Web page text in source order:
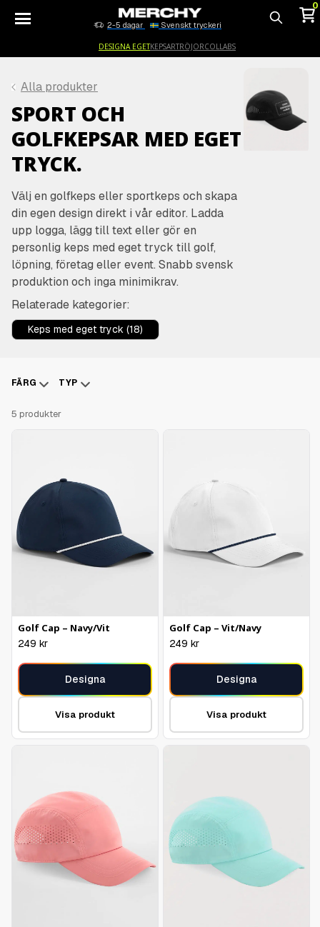
2-5 dagar Svenskt tryckeri
0
DESIGNA EGETKEPSARTRÖJORCOLLABS
Alla produkter
SPORT OCH
GOLFKEPSAR MED EGET
TRYCK.
Välj en golfkeps eller sportkeps och skapa
din egen design direkt i vår editor. Ladda
upp logga, lägg till text eller gör en
personlig keps med eget tryck till golf,
löpning, företag eller event. Snabb svensk
produktion och inga minimikrav.
Relaterade kategorier:
Keps med eget tryck (18)
FÄRG TYP
5 produkter
Golf Cap – Navy/Vit
249 kr
Designa
Visa produkt
Golf Cap – Vit/Navy
249 kr
Designa
Visa produkt